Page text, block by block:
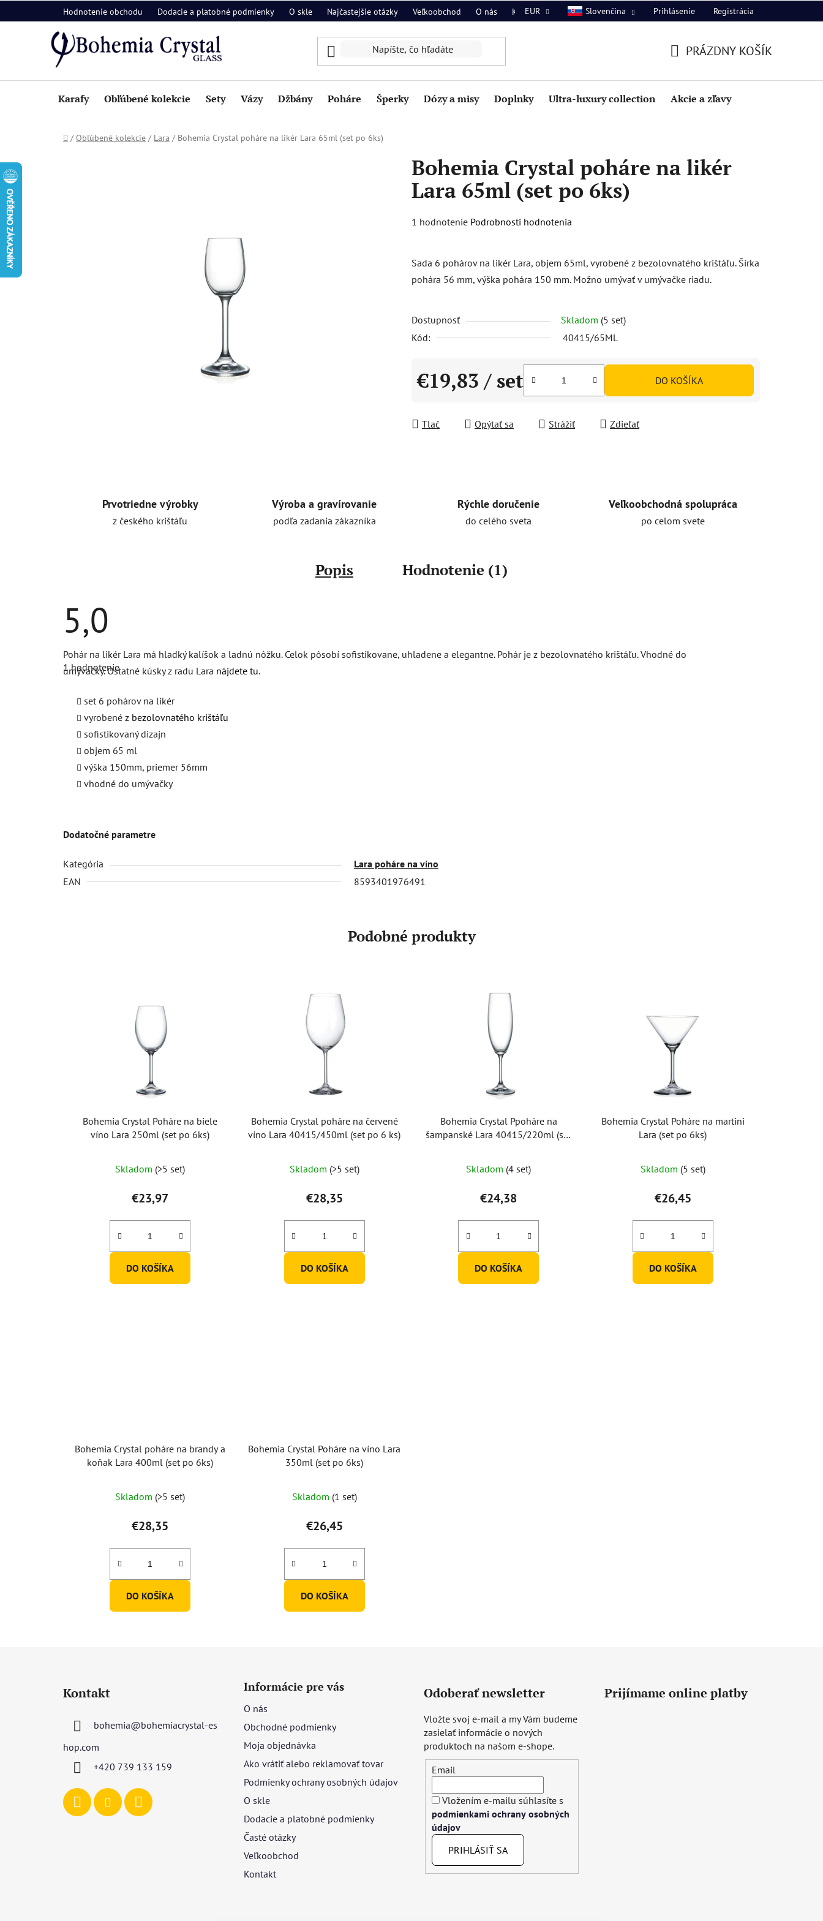
na
Hodnotenie obchodu Dodacie a platobné podmienky O skle Najčastejšie otázky Veľkoobchod O nás Kontakt
EUR Slovenčina Prihlásenie Registrácia
KOŠÍK
PRÁZDNY KOŠÍK
Karafy Obľúbené kolekcie Sety Vázy Džbány Poháre Šperky Dózy a misy Doplnky Ultra-luxury collection Akcie a zľavy
Domov
/ Obľúbené kolekcie / Lara / Bohemia Crystal poháre na likér Lara 65ml (set po 6ks)
Bohemia Crystal poháre na likér
Lara 65ml (set po 6ks)
Priemerné
je
5,0
5
hviezdičiek.
1 hodnotenie Podrobnosti hodnotenia
Sada 6 pohárov na likér Lara, objem 65ml, vyrobené z bezolovnatého krištáľu. Šírka
pohára 56 mm, výška pohára 150 mm. Možno umývať v umývačke riadu.
Dostupnosť Skladom (5 set)
Kód:
40415/65ML
€19,83 / set DO KOŠÍKA
Tlač Opýtať sa Strážiť Zdieľať
Prvotriedne výrobky
z českého krištáľu
Výroba a gravírovanie
podľa zadania zákazníka
Rýchle doručenie
do celého sveta
Veľkoobchodná spolupráca
po celom svete
Popis Hodnotenie (1)
5,0
Priemerné
hodnotenie
produktu
je
hviezdičiek.
1 hodnotenie
Pohár na likér Lara má hladký kalíšok a ladnú nôžku. Celok pôsobí sofistikovane, uhladene a elegantne. Pohár je z bezolovnatého krištáľu. Vhodné do
umývačky. Ostatné kúsky z radu Lara nájdete tu.
set 6 pohárov na likér
vyrobené z bezolovnatého krištáľu
sofistikovaný dizajn
objem 65 ml
výška 150mm, priemer 56mm
vhodné do umývačky
Dodatočné parametre
Kategória
Lara poháre na víno
EAN
8593401976491
Podobné produkty
Bohemia Crystal Poháre na biele
víno Lara 250ml (set po 6ks)
Skladom (>5 set)
€23,97
DO KOŠÍKA
Bohemia Crystal poháre na červené
víno Lara 40415/450ml (set po 6 ks)
Skladom (>5 set)
€28,35
DO KOŠÍKA
Bohemia Crystal Ppoháre na
šampanské Lara 40415/220ml (set
Skladom (4 set)
€24,38
DO KOŠÍKA
Bohemia Crystal Poháre na martini
Lara (set po 6ks)
Skladom (5 set)
€26,45
DO KOŠÍKA
Bohemia Crystal poháre na brandy a
koňak Lara 400ml (set po 6ks)
Skladom (>5 set)
€28,35
DO KOŠÍKA
Bohemia Crystal Poháre na víno Lara
350ml (set po 6ks)
Skladom (1 set)
€26,45
DO KOŠÍKA
Kontakt
bohemia@bohemiacrystal-es
hop.com
+420 739 133 159
Informácie pre vás
O nás
Obchodné podmienky
Moja objednávka
Ako vrátiť alebo reklamovať tovar
Podmienky ochrany osobných údajov
O skle
Dodacie a platobné podmienky
Časté otázky
Veľkoobchod
Kontakt
Odoberať newsletter
Vložte svoj e-mail a my Vám budeme
zasielať informácie o nových
produktoch na našom e-shope.
Email
Vložením e-mailu súhlasíte s
podmienkami ochrany osobných
údajov
PRIHLÁSIŤ SA
Prijímame online platby